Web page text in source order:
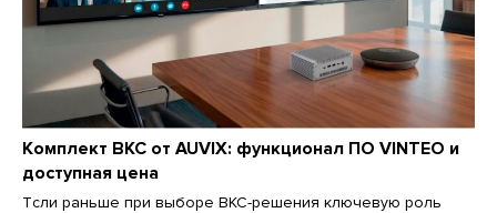
Комплект ВКС от AUVIX: функционал ПО VINTEO и
доступная цена
Tсли раньше при выборе ВКС-решения ключевую роль